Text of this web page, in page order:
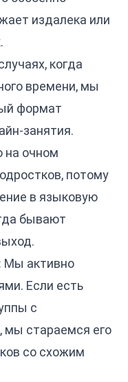
издалека или
когда
времени, мы
формат
занятия.
на очном
потому
в языковую
бывают
Мы активно
Если есть
с
мы стараемся его
со схожим